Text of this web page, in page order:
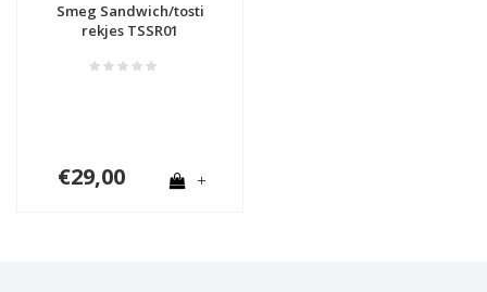
Smeg Sandwich/tosti
rekjes TSSR01
€29,00 +